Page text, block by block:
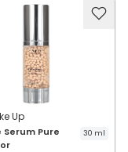
Up
Pure
30 ml